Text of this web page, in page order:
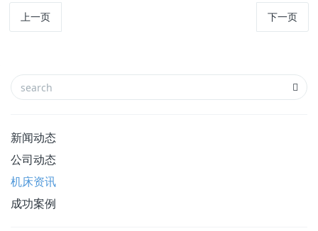
上一页 下一页
新闻动态
公司动态
机床资讯
成功案例